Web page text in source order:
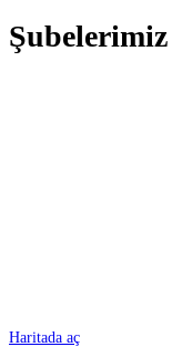
Şubelerimiz
Haritada aç